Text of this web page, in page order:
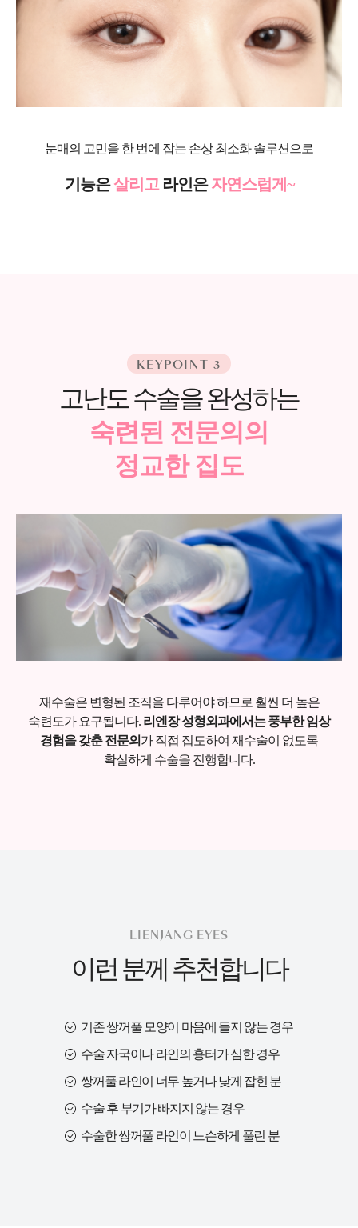
눈매의 고민을 한 번에 잡는 손상 최소화 솔루션으로
기능은살리고라인은자연스럽게~
KEYPOINT 3
고난도 수술을 완성하는
숙련된 전문의의
정교한 집도
재수술은 변형된 조직을 다루어야 하므로 훨씬 더 높은
숙련도가 요구됩니다. 리엔장 성형외과에서는 풍부한 임상
경험을 갖춘 전문의 가 직접 집도하여 재수술이 없도록
확실하게 수술을 진행합니다.
LIENJANG EYES
이런 분께 추천합니다
기존 쌍꺼풀 모양이 마음에 들지 않는 경우
수술 자국이나 라인의 흉터가 심한 경우
쌍꺼풀 라인이 너무 높거나 낮게 잡힌 분
수술 후 부기가 빠지지 않는 경우
수술한 쌍꺼풀 라인이 느슨하게 풀린 분